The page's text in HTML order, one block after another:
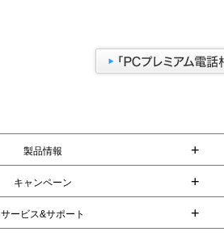
製品情報 +
キャンペーン +
サービス&サポート +